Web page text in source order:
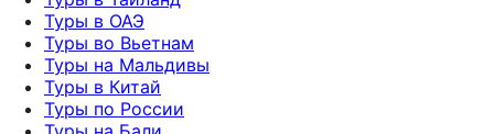
Туры в ОАЭ
Туры во Вьетнам
Туры на Мальдивы
Туры в Китай
Туры по России